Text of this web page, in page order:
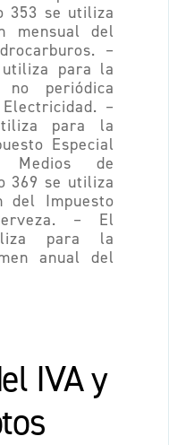
353 se utiliza
mensual del
–
para la
no periódica
–
para la
Especial
Medios de
369 se utiliza
del Impuesto
– El
para la
anual del
IVA y